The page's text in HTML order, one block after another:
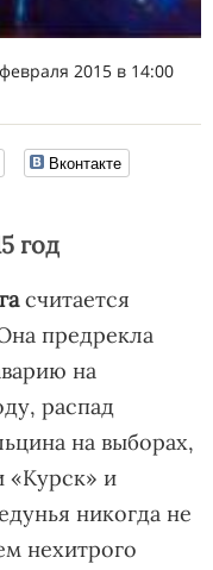
2015 в 14:00
Вконтакте
год
считается
предрекла
на
распад
на выборах,
«Курск» и
никогда не
нехитрого